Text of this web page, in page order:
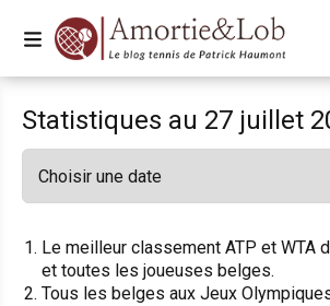
Statistiques au 27 juillet
Le meilleur classement ATP et WTA
et toutes les joueuses belges.
Tous les belges aux Jeux